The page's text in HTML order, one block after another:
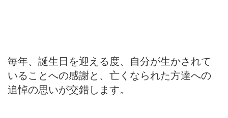
毎年、誕生日を迎える度、自分が生かされて
いることへの感謝と、亡くなられた方達への
追悼の思いが交錯します。